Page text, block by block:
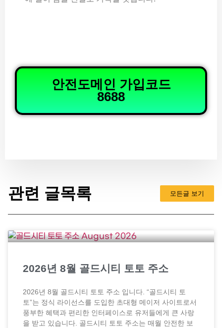
안전도메인 가입코드
8688
관련 글목록 모든글 보기
2026년 8월 골드시티 토토 주소
2026년 8월 골드시티 토토 주소 입니다. “골드시티 토
토”는 정식 라이선스를 도입한 초대형 메이저 사이트로서
풍부한 혜택과 편리한 인터페이스로 유저들에게 큰 사랑
을 받고 있습니다. 골드시티 토토 주소는 매월 안전한 보